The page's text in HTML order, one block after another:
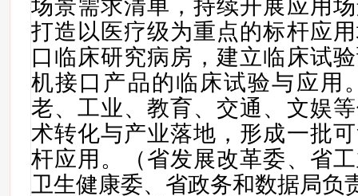
场景需求清单，持续开展应用
打造以医疗级为重点的标杆应
口临床研究病房，建立临床试
机接口产品的临床试验与应用
老、工业、教育、交通、文娱
术转化与产业落地，形成一批
杆应用。（省发展改革委、省
卫生健康委、省政务和数据局负